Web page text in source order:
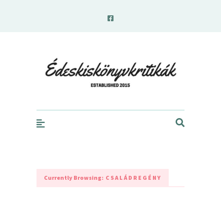
Currently Browsing: CSALÁDREGÉNY